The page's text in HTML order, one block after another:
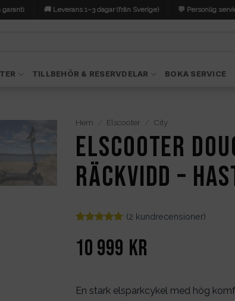
garanti 🚚 Leverans 1–3 dagar (från Sverige) 💬 Personlig
TILLBEHÖR & RESERVDELAR BOKA SERVICE
Hem Elscooter City
Elscooter
räckvidd –
av 5
baserat på
(2 kundrecensioner)
10 999 kr
En stark elsparkcykel med hög